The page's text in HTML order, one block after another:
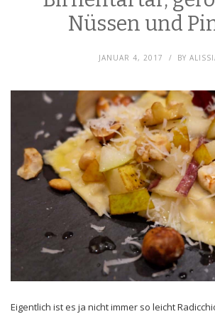
Nüssen und
JANUAR 4, 2017 BY
Eigentlich ist es ja nicht immer so leicht